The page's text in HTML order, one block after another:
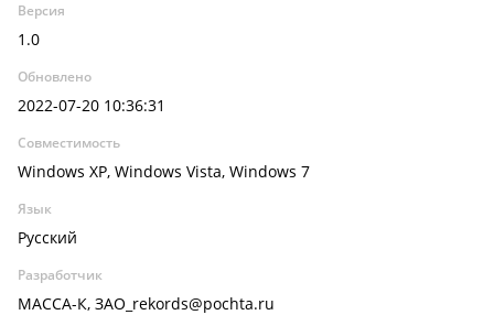
Версия
1.0
Обновлено
2022-07-20 10:36:31
Совместимость
Windows XP, Windows Vista, Windows 7
Язык
Русский
Разработчик
МАССА-К, ЗАО_rekords@pochta.ru